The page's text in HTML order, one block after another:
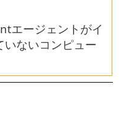
エージェントがイ
いないコンピュー